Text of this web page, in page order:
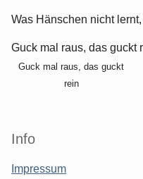
Was Hänschen nicht
Guck mal raus, das guckt
Guck mal raus, das guckt
rein
Info
Impressum